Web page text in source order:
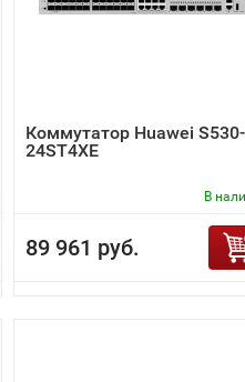
Коммутатор Huawei S530-
24ST4XE
В
89 961 руб.